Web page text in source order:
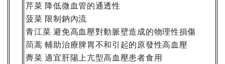
芹菜 降低微血管的通透性
菠菜 限制鈉內流
青江菜 避免高血壓對動脈壁造成的物理性損傷
茼蒿 輔助治療脾胃不和引起的原發性高血壓
薺菜 適宜肝陽上亢型高血壓患者食用